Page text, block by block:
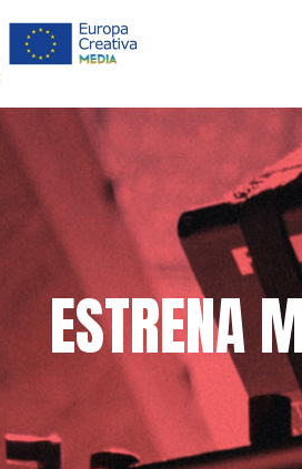
ESTRENA